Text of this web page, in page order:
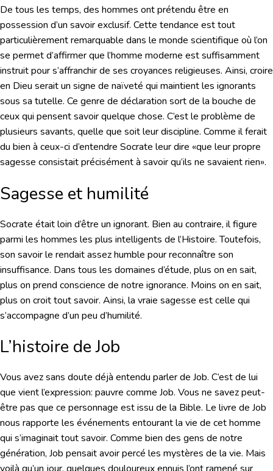
De tous les temps, des hommes ont prétendu être en
possession d’un savoir exclusif. Cette tendance est tout
particulièrement remarquable dans le monde scientifique où l’on
se permet d’affirmer que l’homme moderne est suffisamment
instruit pour s’affranchir de ses croyances religieuses. Ainsi, croire
en Dieu serait un signe de naïveté qui maintient les ignorants
sous sa tutelle. Ce genre de déclaration sort de la bouche de
ceux qui pensent savoir quelque chose. C’est le problème de
plusieurs savants, quelle que soit leur discipline. Comme il ferait
du bien à ceux-ci d’entendre Socrate leur dire «que leur propre
sagesse consistait précisément à savoir qu’ils ne savaient rien».
Sagesse et humilité
Socrate était loin d’être un ignorant. Bien au contraire, il figure
parmi les hommes les plus intelligents de l’Histoire. Toutefois,
son savoir le rendait assez humble pour reconnaître son
insuffisance. Dans tous les domaines d’étude, plus on en sait,
plus on prend conscience de notre ignorance. Moins on en sait,
plus on croit tout savoir. Ainsi, la vraie sagesse est celle qui
s’accompagne d’un peu d’humilité.
L’histoire de Job
Vous avez sans doute déjà entendu parler de Job. C’est de lui
que vient l’expression: pauvre comme Job. Vous ne savez peut-
être pas que ce personnage est issu de la Bible. Le livre de Job
nous rapporte les événements entourant la vie de cet homme
qui s’imaginait tout savoir. Comme bien des gens de notre
génération, Job pensait avoir percé les mystères de la vie. Mais